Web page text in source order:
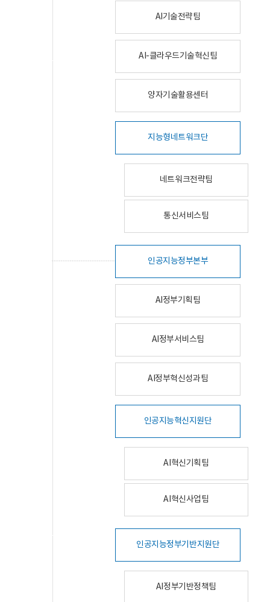
AI기술전략팀
AI-클라우드기술혁신팀
양자기술활용센터
지능형네트워크단
네트워크전략팀
통신서비스팀
인공지능정부본부
AI정부기획팀
AI정부서비스팀
AI정부혁신성과팀
인공지능혁신지원단
AI혁신기획팀
AI혁신사업팀
인공지능정부기반지원단
AI정부기반정책팀